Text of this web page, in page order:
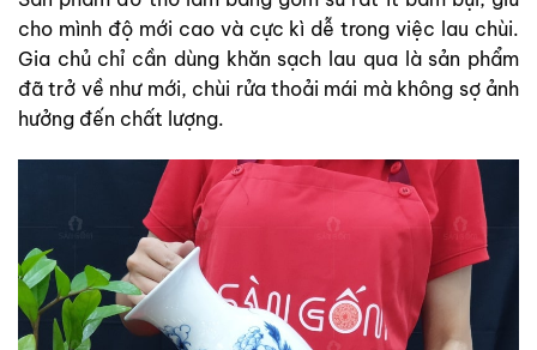
cho mình độ mới cao và cực kì dễ trong việc lau chùi.
Gia chủ chỉ cần dùng khăn sạch lau qua là sản phẩm
đã trở về như mới, chùi rửa thoải mái mà không sợ ảnh
hưởng đến chất lượng.